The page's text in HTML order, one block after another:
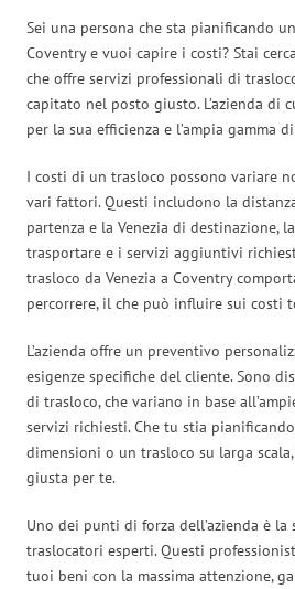
Sei una persona che sta pianificando
Coventry e vuoi capire i costi? Stai
che offre servizi professionali di
capitato nel posto giusto. L’azienda di
per la sua efficienza e l’ampia gamma
I costi di un trasloco possono variare
vari fattori. Questi includono la
partenza e la Venezia di destinazione,
trasportare e i servizi aggiuntivi
trasloco da Venezia a Coventry
percorrere, il che può influire sui costi
L’azienda offre un preventivo
esigenze specifiche del cliente. Sono
di trasloco, che variano in base
servizi richiesti. Che tu stia
dimensioni o un trasloco su larga
giusta per te.
Uno dei punti di forza dell’azienda è la
traslocatori esperti. Questi
tuoi beni con la massima attenzione,